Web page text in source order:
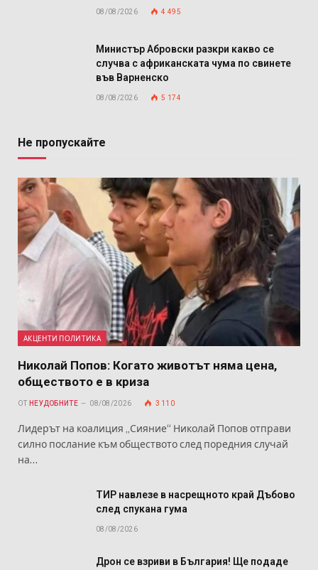
08/08/2026 4 495
Министър Абровски разкри какво се
случва с африканската чума по свинете
във Варненско
08/08/2026 5 174
Не пропускайте
АКЦЕНТИ ПОЛИТИКА
Николай Попов: Когато животът няма цена,
обществото е в криза
ОТ НЕУДОБНИТЕ 08/08/2026 3 110
Лидерът на коалиция „Сияние“ Николай Попов отправи
силно послание към обществото след поредния случай
на…
ТИР навлезе в насрещното край Дъбово
след спукана гума
08/08/2026
Дрон се взриви в България! Ще подаде